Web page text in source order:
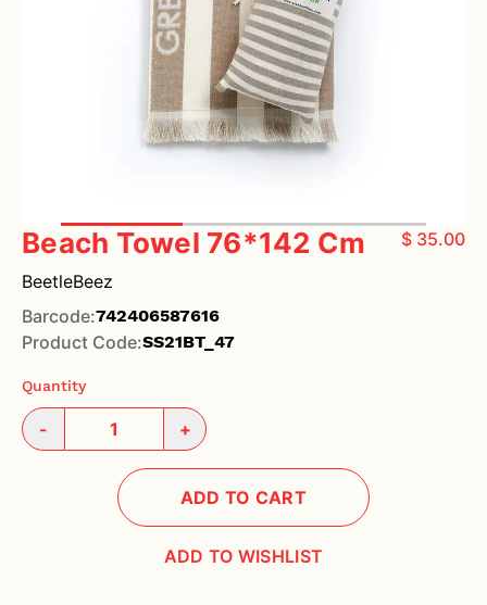
Beach Towel 76*142 Cm
$ 35.00
BeetleBeez
Barcode:742406587616
Product Code:SS21BT_47
Quantity
- +
ADD TO CART
ADD TO WISHLIST